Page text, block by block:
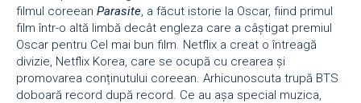
filmul coreean Parasite, a făcut istorie la Oscar, fiind primul
film într-o altă limbă decât engleza care a câștigat premiul
Oscar pentru Cel mai bun film. Netflix a creat o întreagă
divizie, Netflix Korea, care se ocupă cu crearea și
promovarea conținutului coreean. Arhicunoscuta trupă BTS
doboară record după record. Ce au așa special muzica,